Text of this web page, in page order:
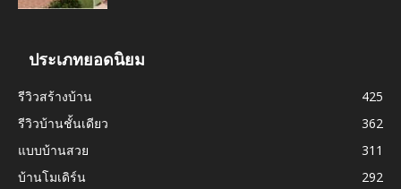
ประเภทยอดนิยม
รีวิวสร้างบ้าน
425
รีวิวบ้านชั้นเดียว
362
แบบบ้านสวย
311
บ้านโมเดิร์น
292